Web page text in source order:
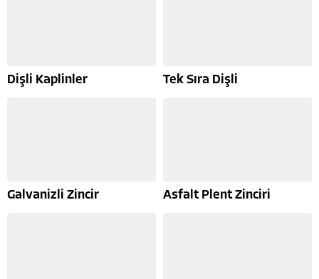
Dişli Kaplinler Tek Sıra Dişli
Galvanizli Zincir Asfalt Plent Zinciri